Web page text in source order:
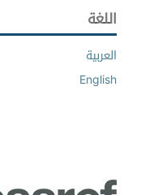
اللغة
العربية
English